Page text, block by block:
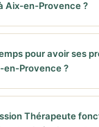
Aix-en-Provence ?
pour avoir ses
en-Provence ?
Thérapeute